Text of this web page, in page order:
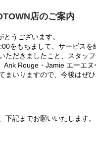
店のご案内
うございます。
をもちまして、サービスを
だきましたこと、スタッ
Rouge・Jamie エーエ
いりますので、今後はぜ
記までお願いいたします。